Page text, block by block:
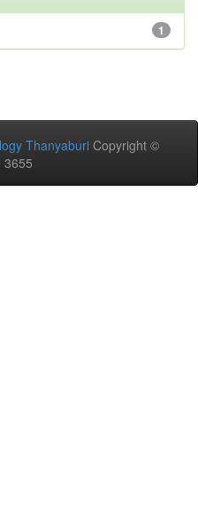
1
Thanyaburi Copyright ©
3655